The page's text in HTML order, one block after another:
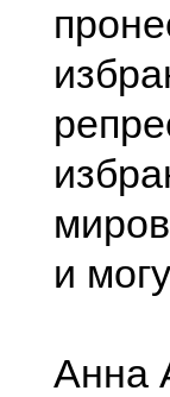
и
Анна